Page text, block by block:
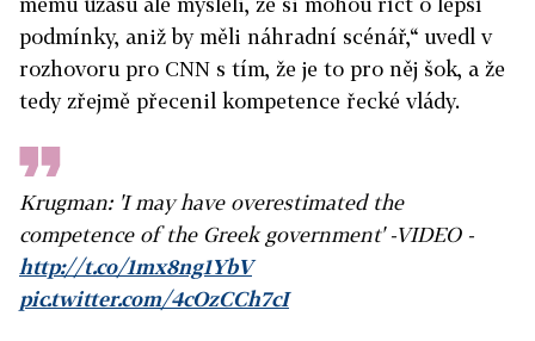
podmínky, aniž by měli náhradní scénář,“ uvedl v
rozhovoru pro CNN s tím, že je to pro něj šok, a že
tedy zřejmě přecenil kompetence řecké vlády.
Krugman: 'I may have overestimated the
competence of the Greek government' -VIDEO -
http://t.co/1mx8ng1YbV
pic.twitter.com/4cOzCCh7cI